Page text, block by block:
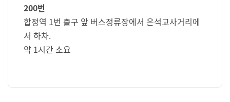
200번
합정역 1번 출구 앞 버스정류장에서 은석교사거리에
서 하차.
약 1시간 소요